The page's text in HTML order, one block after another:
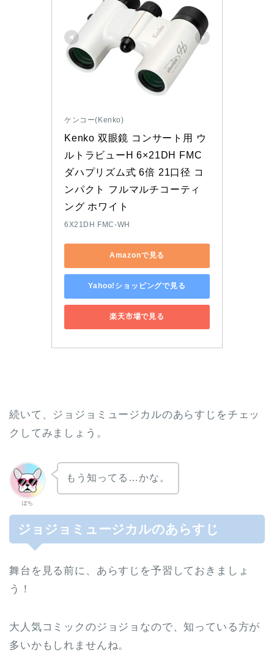
ケンコー(Kenko)
Kenko 双眼鏡 コンサート用 ウ
ルトラビューH 6×21DH FMC
ダハプリズム式 6倍 21口径 コ
ンパクト フルマルチコーティ
ング ホワイト
6X21DH FMC-WH
Amazonで見る
Yahoo!ショッピングで見る
楽天市場で見る
続いて、ジョジョミュージカルのあらすじをチェッ
クしてみましょう。
ぽち
もう知ってる…かな。
ジョジョミュージカルのあらすじ
舞台を見る前に、あらすじを予習しておきましょ
う！
大人気コミックのジョジョなので、知っている方が
多いかもしれませんね。